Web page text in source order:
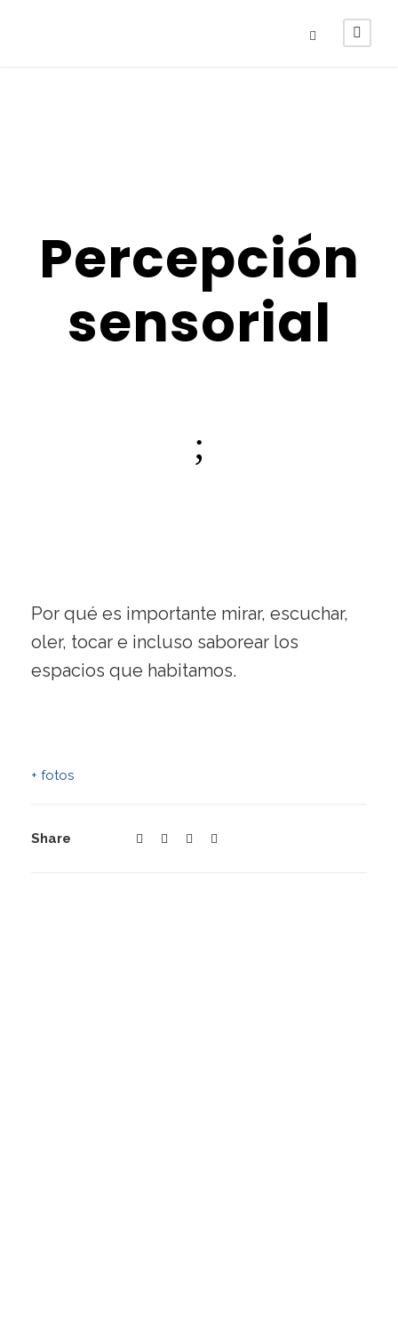
Percepción
sensorial
Por qué es importante mirar, escuchar,
oler, tocar e incluso saborear los
espacios que habitamos.
+ fotos
Share